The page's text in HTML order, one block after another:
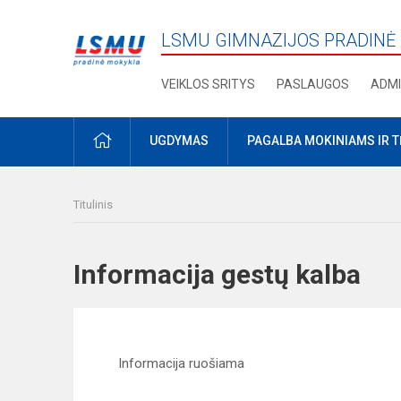
LSMU GIMNAZIJOS
VEIKLOS SRITYS PASLAUGOS
PRADŽIAUGDYMAS PAGALBA MOKINIAMS IR
Titulinis
Informacija gestų kalba
Informacija ruošiama